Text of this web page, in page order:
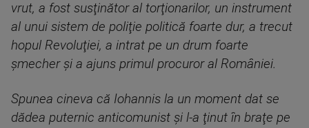
vrut, a fost susţinător al torţionarilor, un instrument
al unui sistem de poliţie politică foarte dur, a trecut
hopul Revoluţiei, a intrat pe un drum foarte
şmecher şi a ajuns primul procuror al României.
Spunea cineva că Iohannis la un moment dat se
dădea puternic anticomunist şi l-a ţinut în braţe pe